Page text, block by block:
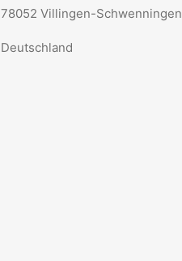
78052 Villingen-Schwenningen
Deutschland